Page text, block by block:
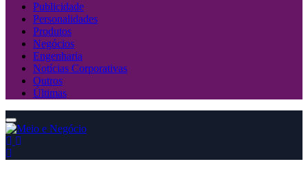
Publicidade
Personalidades
Produtos
Negócios
Engenharia
Notícias Corporativas
Outros
Últimas